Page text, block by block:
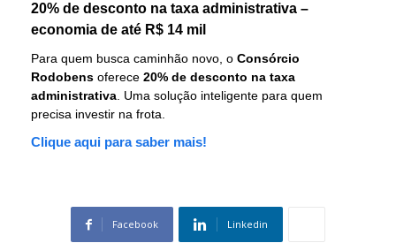
20% de desconto na taxa administrativa –
economia de até R$ 14 mil
Para quem busca caminhão novo, o Consórcio
Rodobens oferece 20% de desconto na taxa
administrativa. Uma solução inteligente para quem
precisa investir na frota.
Clique aqui para saber mais!
Facebook Linkedin